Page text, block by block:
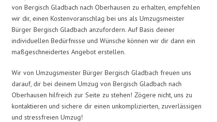
von Bergisch Gladbach nach Oberhausen zu erhalten, empfehlen
wir dir, einen Kostenvoranschlag bei uns als Umzugsmeister
Bürger Bergisch Gladbach anzufordern. Auf Basis deiner
individuellen Bedürfnisse und Wünsche können wir dir dann ein
maßgeschneidertes Angebot erstellen.
Wir von Umzugsmeister Bürger Bergisch Gladbach freuen uns
darauf, dir bei deinem Umzug von Bergisch Gladbach nach
Oberhausen hilfreich zur Seite zu stehen! Zögere nicht, uns zu
kontaktieren und sichere dir einen unkomplizierten, zuverlässigen
und stressfreien Umzug!